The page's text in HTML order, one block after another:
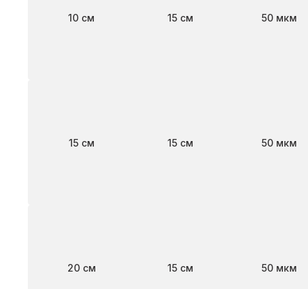
10 см 15 см Толщина50 мкм
15 см 15 см Толщина50 мкм
20 см 15 см Толщина50 мкм